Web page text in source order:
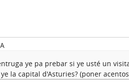
ye pa prebar si ye usté un
ye la capital d'Asturies? (poner